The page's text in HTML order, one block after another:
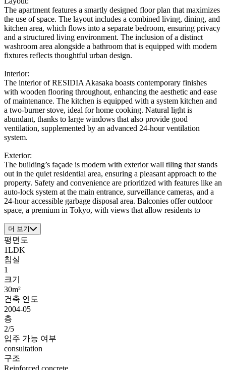
The apartment features a smartly designed floor plan that maximizes
the use of space. The layout includes a combined living, dining, and
kitchen area, which flows into a separate bedroom, ensuring privacy
and a structured living environment. The inclusion of a distinct
washroom area alongside a bathroom that is equipped with modern
fixtures reflects thoughtful urban design.
Interior:
The interior of RESIDIA Akasaka boasts contemporary finishes
with wooden flooring throughout, enhancing the aesthetic and ease
of maintenance. The kitchen is equipped with a system kitchen and
a two-burner stove, ideal for home cooking. Natural light is
abundant, thanks to large windows that also provide good
ventilation, supplemented by an advanced 24-hour ventilation
system.
Exterior:
The building’s façade is modern with exterior wall tiling that stands
out in the quiet residential area, ensuring a pleasant approach to the
property. Safety and convenience are prioritized with features like an
auto-lock system at the main entrance, surveillance cameras, and a
24-hour accessible garbage disposal area. Balconies offer outdoor
space, a premium in Tokyo, with views that allow residents to
더 보기
평면도
1LDK
침실
1
크기
30m²
건축 연도
2004-05
층
2/5
입주 가능 여부
consultation
구조